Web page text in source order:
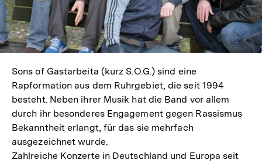
Sons of Gastarbeita (kurz S.O.G.) sind eine
Rapformation aus dem Ruhrgebiet, die seit 1994
besteht. Neben ihrer Musik hat die Band vor allem
durch ihr besonderes Engagement gegen Rassismus
Bekanntheit erlangt, für das sie mehrfach
ausgezeichnet wurde.
Zahlreiche Konzerte in Deutschland und Europa seit